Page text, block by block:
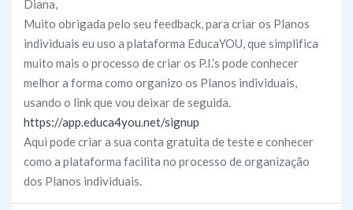
Diana,
Muito obrigada pelo seu feedback, para criar os Planos
individuais eu uso a plataforma EducaYOU, que simplifica
muito mais o processo de criar os P.I.’s pode conhecer
melhor a forma como organizo os Planos individuais,
usando o link que vou deixar de seguida.
https://app.educa4you.net/signup
Aqui pode criar a sua conta gratuita de teste e conhecer
como a plataforma facilita no processo de organização
dos Planos individuais.